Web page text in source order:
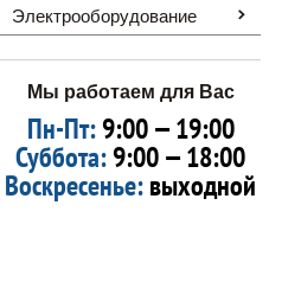
Электрооборудование
Мы работаем для Вас
Пн-Пт:9:00 — 19:00
Суббота:9:00 — 18:00
Воскресенье:выходной